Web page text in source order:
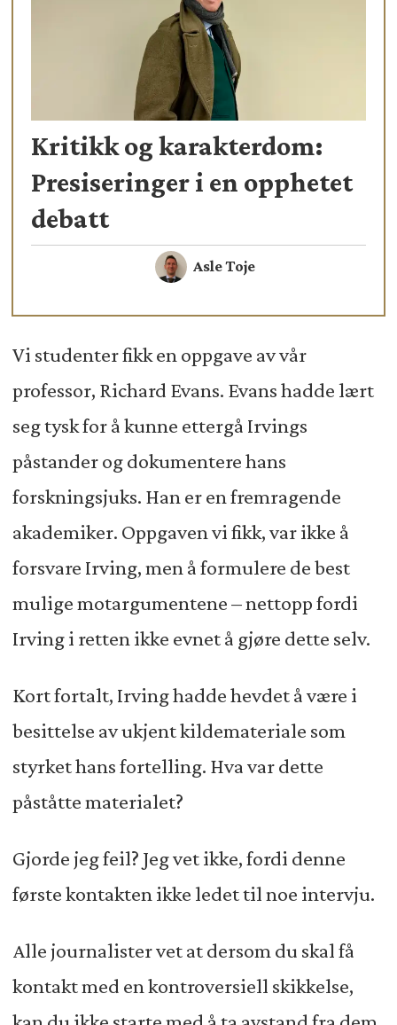
Kritikk og karakterdom:
Presiseringer i en opphetet
debatt
Asle Toje
Vi studenter fikk en oppgave av vår
professor, Richard Evans. Evans hadde lært
seg tysk for å kunne ettergå Irvings
påstander og dokumentere hans
forskningsjuks. Han er en fremragende
akademiker. Oppgaven vi fikk, var ikke å
forsvare Irving, men å formulere de best
mulige motargumentene – nettopp fordi
Irving i retten ikke evnet å gjøre dette selv.
Kort fortalt, Irving hadde hevdet å være i
besittelse av ukjent kildemateriale som
styrket hans fortelling. Hva var dette
påståtte materialet?
Gjorde jeg feil? Jeg vet ikke, fordi denne
første kontakten ikke ledet til noe intervju.
Alle journalister vet at dersom du skal få
kontakt med en kontroversiell skikkelse,